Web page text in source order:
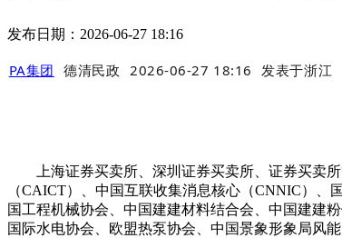
发布日期：2026-06-27 18:16
PA集团 德清民政 2026-06-27 18:16 发表于浙江
上海证券买卖所、深圳证券买卖所、证券买卖所
（CAICT）、中国互联收集消息核心（CNNIC）
国工程机械协会、中国建建材料结合会、中国建建
国际水电协会、欧盟热泵协会、中国景象形象局风